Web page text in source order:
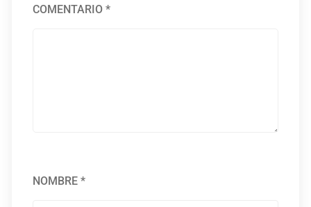
COMENTARIO*
NOMBRE*